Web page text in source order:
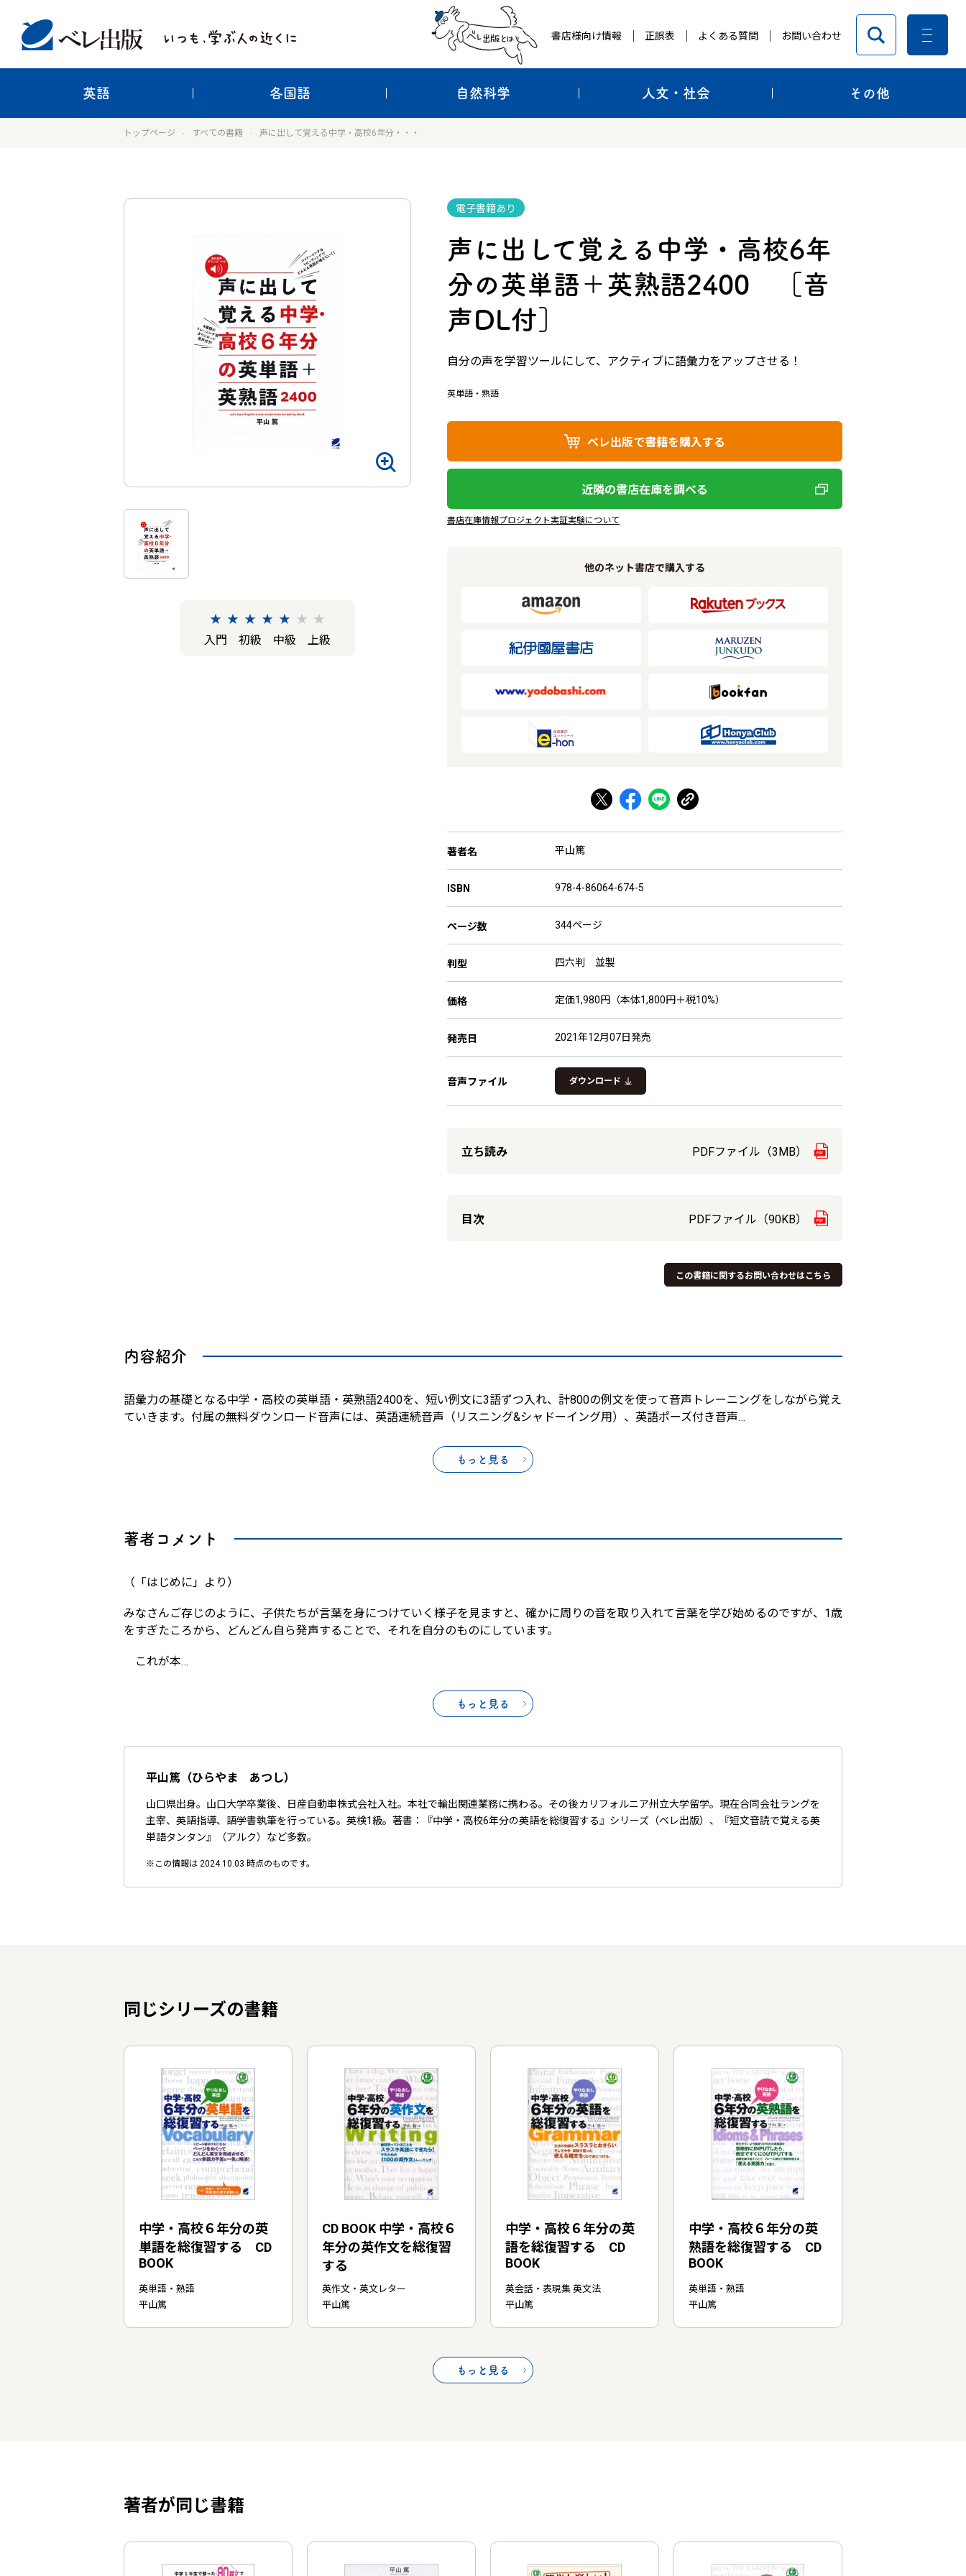
書店様向け情報 正誤表 よくある質問 お問い合わせ
英語 各国語 自然科学 人文・社会 その他
トップページ すべての書籍 声に出して覚える中学・高校6年分・・・
電子書籍あり
声に出して覚える中学・高校6年
分の英単語＋英熟語2400 ［音
声DL付］
自分の声を学習ツールにして、アクティブに語彙力をアップさせる！
英単語・熟語
★ ★ ★ ★ ★ ★ ★
入門
初級 中級 上級
ベレ出版で書籍を購入する
近隣の書店在庫を調べる
書店在庫情報プロジェクト実証実験について
他のネット書店で購入する
著者名 平山篤
ISBN 978-4-86064-674-5
ページ数 344ページ
判型 四六判 並製
価格 定価1,980円（本体1,800円＋税10%）
発売日 2021年12月07日発売
音声ファイル ダウンロード
立ち読み PDFファイル（3MB）
目次 PDFファイル（90KB）
この書籍に関するお問い合わせはこちら
内容紹介
語彙力の基礎となる中学・高校の英単語・英熟語2400を、短い例文に3語ずつ入れ、計800の例文を使って音声トレーニングをしながら覚え
ていきます。付属の無料ダウンロード音声には、英語連続音声（リスニング&シャドーイング用）、英語ポーズ付き音声…
もっと見る
著者コメント
（「はじめに」より）
みなさんご存じのように、子供たちが言葉を身につけていく様子を見ますと、確かに周りの音を取り入れて言葉を学び始めるのですが、1歳
をすぎたころから、どんどん自ら発声することで、それを自分のものにしています。
これが本…
もっと見る
平山篤（ひらやま あつし）
山口県出身。山口大学卒業後、日産自動車株式会社入社。本社で輸出関連業務に携わる。その後カリフォルニア州立大学留学。現在合同会社ラングを
主宰、英語指導、語学書執筆を行っている。英検1級。著書：『中学・高校6年分の英語を総復習する』シリーズ（ベレ出版）、『短文音読で覚える英
単語タンタン』（アルク）など多数。
※この情報は 2024.10.03 時点のものです。
同じシリーズの書籍
中学・高校６年分の英
単語を総復習する CD
BOOK
英単語・熟語
平山篤
CD BOOK 中学・高校６
年分の英作文を総復習
する
英作文・英文レター
平山篤
中学・高校６年分の英
語を総復習する CD
BOOK
英会話・表現集 英文法
平山篤
中学・高校６年分の英
熟語を総復習する CD
BOOK
英単語・熟語
平山篤
もっと見る
著者が同じ書籍